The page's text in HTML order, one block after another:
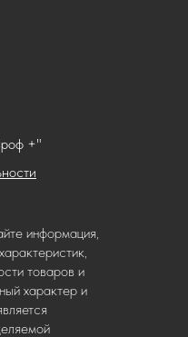
+"
информация,
товаров и
характер и